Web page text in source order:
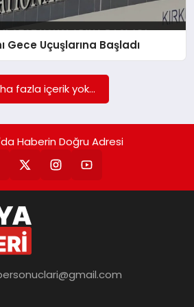
Gece Uçuşlarına Başladı
fazla içerik yok...
Haberin Doğru Adresi